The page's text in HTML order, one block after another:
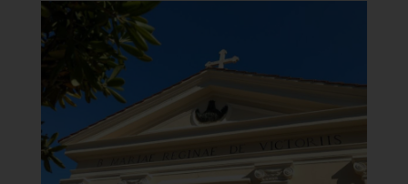
Chiesa di Santa Maria del
Carmine
Frontone